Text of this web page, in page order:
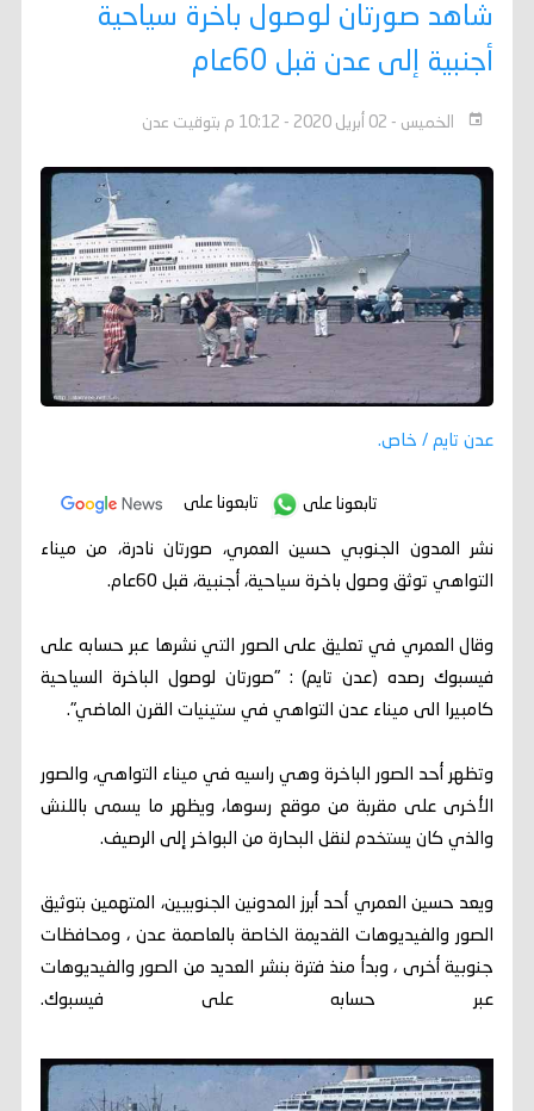
شاهد صورتان لوصول باخرة سياحية
أجنبية إلى عدن قبل 60عام
الخميس - 02 أبريل 2020 - 10:12 م بتوقيت عدن
عدن تايم / خاص.
تابعونا على تابعونا على
نشر المدون الجنوبي حسين العمري، صورتان نادرة، من ميناء
التواهي توثق وصول باخرة سياحية، أجنبية، قبل 60عام.
وقال العمري في تعليق على الصور التي نشرها عبر حسابه على
فيسبوك رصده (عدن تايم) : "صورتان لوصول الباخرة السياحية
كامبيرا الى ميناء عدن التواهي في ستينيات القرن الماضي".
وتظهر أحد الصور الباخرة وهي راسيه في ميناء التواهي، والصور
الأخرى على مقربة من موقع رسوها، ويظهر ما يسمى باللنش
والذي كان يستخدم لنقل البحارة من البواخر إلى الرصيف.
ويعد حسين العمري أحد أبرز المدونين الجنوبيين، المتهمين بتوثيق
الصور والفيديوهات القديمة الخاصة بالعاصمة عدن ، ومحافظات
جنوبية أخرى ، وبدأ منذ فترة بنشر العديد من الصور والفيديوهات
عبر حسابه على فيسبوك.